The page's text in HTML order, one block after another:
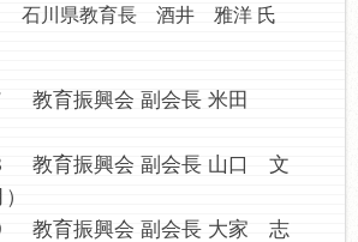
県教育長 酒井 雅洋 氏
教育振興会 副会長 米田
振興会 副会長 山口 文
振興会 副会長 大家 志